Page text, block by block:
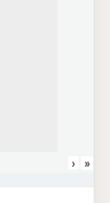
› »